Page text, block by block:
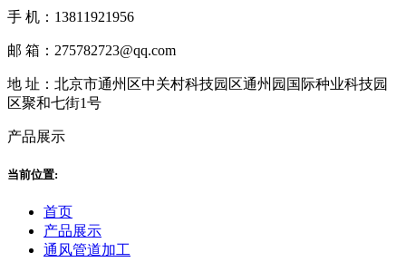
手 机：13811921956
邮 箱：275782723@qq.com
地 址：北京市通州区中关村科技园区通州园国际种业科技园
区聚和七街1号
产品展示
当前位置:
首页
产品展示
通风管道加工